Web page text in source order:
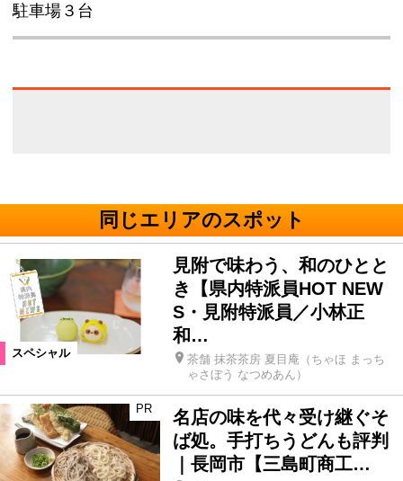
駐車場３台
同じエリアのスポット
スペシャル
見附で味わう、和のひとと
き【県内特派員HOT NEW
S・見附特派員／小林正
和…
茶舗 抹茶茶房 夏目庵（ちゃほ まっち
ゃさぼう なつめあん）
PR
名店の味を代々受け継ぐそ
ば処。手打ちうどんも評判
｜長岡市【三島町商工…